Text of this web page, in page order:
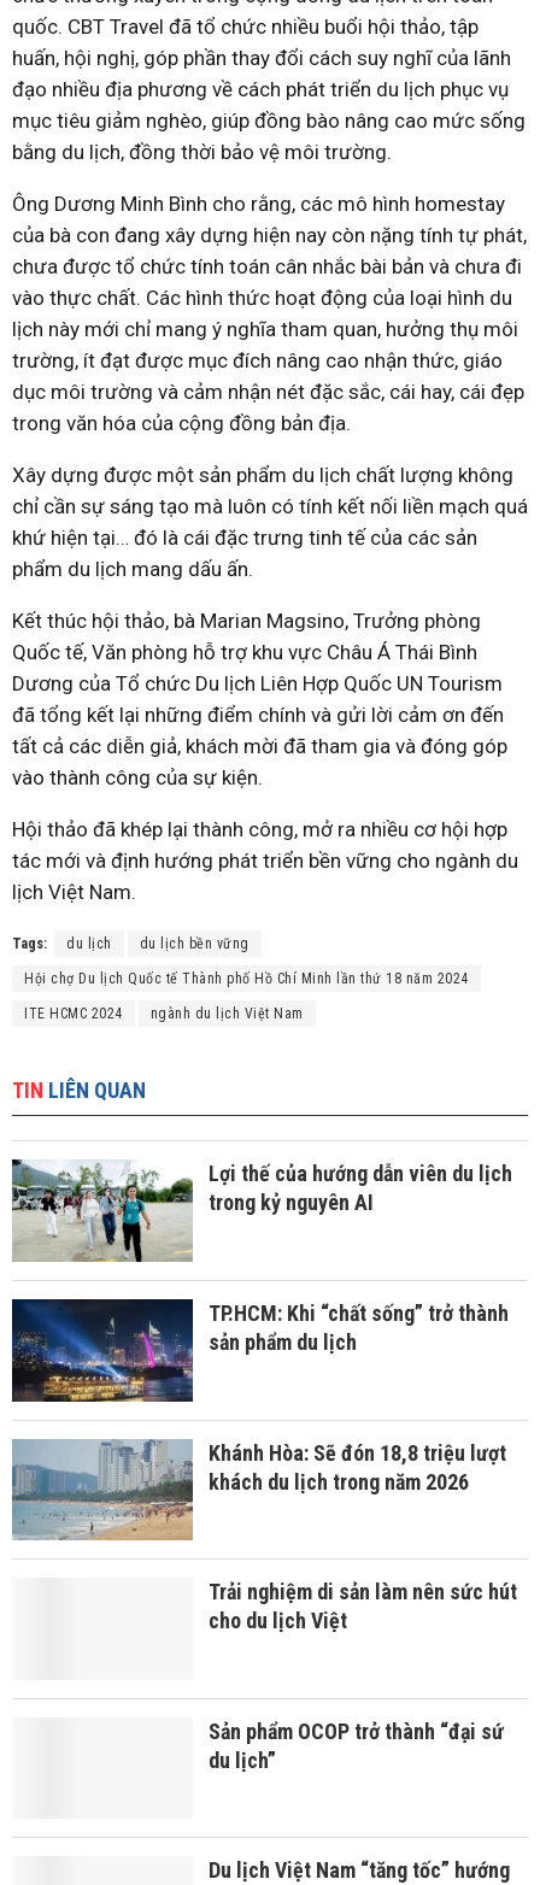
quốc. CBT Travel đã tổ chức nhiều buổi hội thảo, tập
huấn, hội nghị, góp phần thay đổi cách suy nghĩ của lãnh
đạo nhiều địa phương về cách phát triển du lịch phục vụ
mục tiêu giảm nghèo, giúp đồng bào nâng cao mức sống
bằng du lịch, đồng thời bảo vệ môi trường.
Ông Dương Minh Bình cho rằng, các mô hình homestay
của bà con đang xây dựng hiện nay còn nặng tính tự phát,
chưa được tổ chức tính toán cân nhắc bài bản và chưa đi
vào thực chất. Các hình thức hoạt động của loại hình du
lịch này mới chỉ mang ý nghĩa tham quan, hưởng thụ môi
trường, ít đạt được mục đích nâng cao nhận thức, giáo
dục môi trường và cảm nhận nét đặc sắc, cái hay, cái đẹp
trong văn hóa của cộng đồng bản địa.
Xây dựng được một sản phẩm du lịch chất lượng không
chỉ cần sự sáng tạo mà luôn có tính kết nối liền mạch quá
khứ hiện tại… đó là cái đặc trưng tinh tế của các sản
phẩm du lịch mang dấu ấn.
Kết thúc hội thảo, bà Marian Magsino, Trưởng phòng
Quốc tế, Văn phòng hỗ trợ khu vực Châu Á Thái Bình
Dương của Tổ chức Du lịch Liên Hợp Quốc UN Tourism
đã tổng kết lại những điểm chính và gửi lời cảm ơn đến
tất cả các diễn giả, khách mời đã tham gia và đóng góp
vào thành công của sự kiện.
Hội thảo đã khép lại thành công, mở ra nhiều cơ hội hợp
tác mới và định hướng phát triển bền vững cho ngành du
lịch Việt Nam.
Tags: du lịch du lịch bền vững
Hội chợ Du lịch Quốc tế Thành phố Hồ Chí Minh lần thứ 18 năm 2024
ITE HCMC 2024 ngành du lịch Việt Nam
TIN LIÊN QUAN
Lợi thế của hướng dẫn viên du lịch
trong kỷ nguyên AI
TP.HCM: Khi “chất sống” trở thành
sản phẩm du lịch
Khánh Hòa: Sẽ đón 18,8 triệu lượt
khách du lịch trong năm 2026
Trải nghiệm di sản làm nên sức hút
cho du lịch Việt
Sản phẩm OCOP trở thành “đại sứ
du lịch”
Du lịch Việt Nam “tăng tốc” hướng